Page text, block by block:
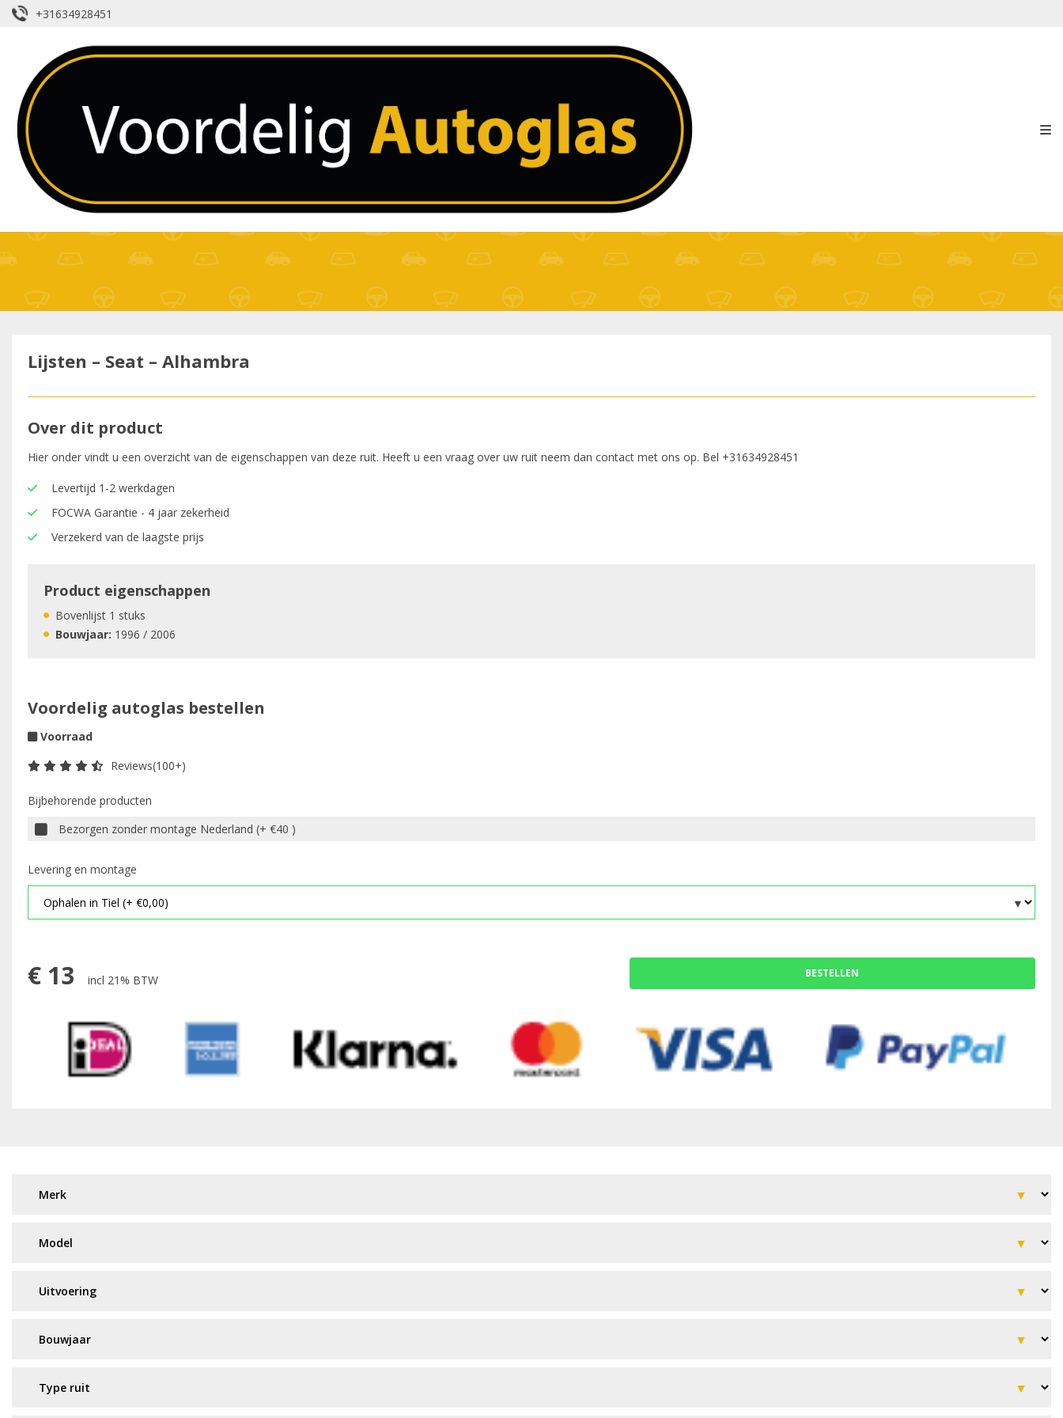
+31634928451
Lijsten – Seat – Alhambra
Over dit product
Hier onder vindt u een overzicht van de eigenschappen van deze ruit. Heeft u een vraag over uw ruit neem dan contact met ons op. Bel +31634928451
Levertijd 1-2 werkdagen
FOCWA Garantie - 4 jaar zekerheid
Verzekerd van de laagste prijs
Product eigenschappen
Bovenlijst 1 stuks
Bouwjaar: 1996 / 2006
Voordelig autoglas bestellen
Voorraad
Reviews(100+)
Bijbehorende producten
Bezorgen zonder montage Nederland (+ €40 )
Levering en montage
€ 13 incl 21% BTW BESTELLEN